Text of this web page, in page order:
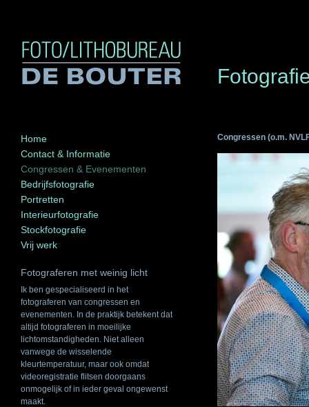
Home
Contact & Informatie
Congressen & Evenementen
Bedrijfsfotografie
Portretten
Interieurfotografie
Stockfotografie
Vrij werk
Fotograferen met weinig licht
Ik ben gespecialiseerd in het
fotograferen van congressen en
evenementen. In de praktijk betekent dat
altijd fotograferen in moeilijke
lichtomstandigheden. Niet alleen
vanwege de wisselende
kleurtemperatuur, maar ook omdat
videoregistratie flitsen doorgaans
onmogelijk of in ieder geval ongewenst
maakt.
Congressen (o.m.